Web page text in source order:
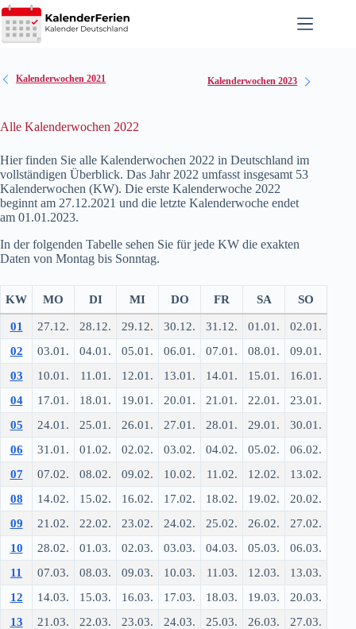
Zum
Inhalt
springen
Kalenderwochen 2021 Kalenderwochen 2023
Alle Kalenderwochen 2022
Hier finden Sie alle Kalenderwochen 2022 in Deutschland im
vollständigen Überblick. Das Jahr 2022 umfasst insgesamt 53
Kalenderwochen (KW). Die erste Kalenderwoche 2022
beginnt am 27.12.2021 und die letzte Kalenderwoche endet
am 01.01.2023.
In der folgenden Tabelle sehen Sie für jede KW die exakten
Daten von Montag bis Sonntag.
KW MO DI MI DO FR SA
SO
01
27.12. 28.12. 29.12. 30.12. 31.12. 01.01.
02.01.
02
03.01. 04.01. 05.01. 06.01. 07.01. 08.01.
09.01.
03
10.01. 11.01. 12.01. 13.01. 14.01. 15.01.
16.01.
04
17.01. 18.01. 19.01. 20.01. 21.01. 22.01.
23.01.
05
24.01. 25.01. 26.01. 27.01. 28.01. 29.01.
30.01.
06
31.01. 01.02. 02.02. 03.02. 04.02. 05.02.
06.02.
07
07.02. 08.02. 09.02. 10.02. 11.02. 12.02.
13.02.
08
14.02. 15.02. 16.02. 17.02. 18.02. 19.02.
20.02.
09
21.02. 22.02. 23.02. 24.02. 25.02. 26.02.
27.02.
10
28.02. 01.03. 02.03. 03.03. 04.03. 05.03.
06.03.
11
07.03. 08.03. 09.03. 10.03. 11.03. 12.03.
13.03.
12
14.03. 15.03. 16.03. 17.03. 18.03. 19.03.
20.03.
13
21.03. 22.03. 23.03. 24.03. 25.03. 26.03.
27.03.